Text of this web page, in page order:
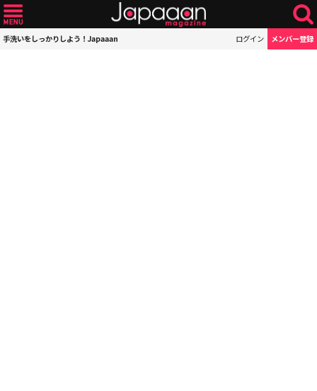
手洗いをしっかりしよう！Japaaan ログイン メンバー登録